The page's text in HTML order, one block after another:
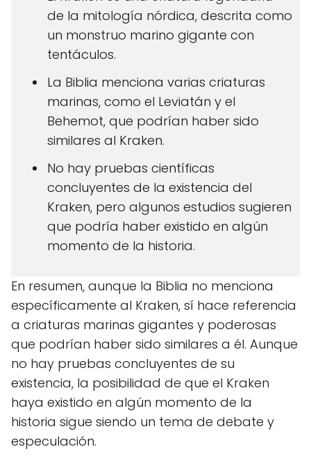
de la mitología nórdica, descrita como
un monstruo marino gigante con
tentáculos.
La Biblia menciona varias criaturas
marinas, como el Leviatán y el
Behemot, que podrían haber sido
similares al Kraken.
No hay pruebas científicas
concluyentes de la existencia del
Kraken, pero algunos estudios sugieren
que podría haber existido en algún
momento de la historia.
En resumen, aunque la Biblia no menciona
específicamente al Kraken, sí hace referencia
a criaturas marinas gigantes y poderosas
que podrían haber sido similares a él. Aunque
no hay pruebas concluyentes de su
existencia, la posibilidad de que el Kraken
haya existido en algún momento de la
historia sigue siendo un tema de debate y
especulación.